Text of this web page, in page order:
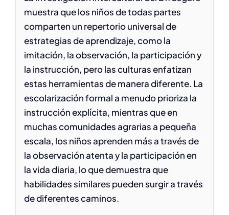
muestra que los niños de todas partes
comparten un repertorio universal de
estrategias de aprendizaje, como la
imitación, la observación, la participación y
la instrucción, pero las culturas enfatizan
estas herramientas de manera diferente. La
escolarización formal a menudo prioriza la
instrucción explícita, mientras que en
muchas comunidades agrarias a pequeña
escala, los niños aprenden más a través de
la observación atenta y la participación en
la vida diaria, lo que demuestra que
habilidades similares pueden surgir a través
de diferentes caminos.